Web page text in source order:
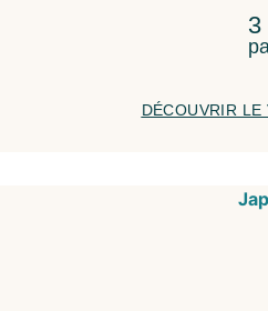
DÉCOUVRIR LE